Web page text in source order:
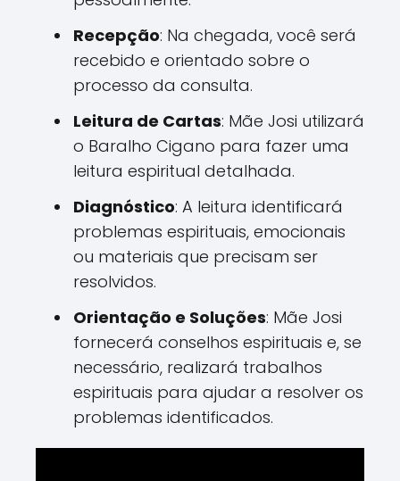
Recepção: Na chegada, você será
recebido e orientado sobre o
processo da consulta.
Leitura de Cartas: Mãe Josi utilizará
o Baralho Cigano para fazer uma
leitura espiritual detalhada.
Diagnóstico: A leitura identificará
problemas espirituais, emocionais
ou materiais que precisam ser
resolvidos.
Orientação e Soluções: Mãe Josi
fornecerá conselhos espirituais e, se
necessário, realizará trabalhos
espirituais para ajudar a resolver os
problemas identificados.